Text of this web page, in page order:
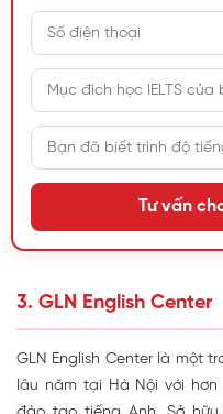
Tư vấn
3. GLN English Center
GLN English Center là một
lâu năm tại Hà Nội với hơn